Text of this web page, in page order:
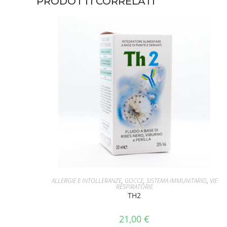
AGGIUNGI AL CARRELLO
ALLERGIE E INTOLLERANZE, GOCCE, SISTEMA IMMUNITARIO, VIE
RESPIRATORIE
TH2
21,00€